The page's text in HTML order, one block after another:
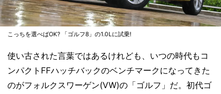
こっちを選べばOK? 「ゴルフ8」の1.0Lに試乗!
使い古された言葉ではあるけれども、いつの時代もコ
ンパクトFFハッチバックのベンチマークになってきた
のがフォルクスワーゲン(VW)の「ゴルフ」だ。初代ゴ